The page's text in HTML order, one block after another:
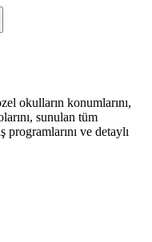
okulların konumlarını,
sunulan tüm
ve detaylı